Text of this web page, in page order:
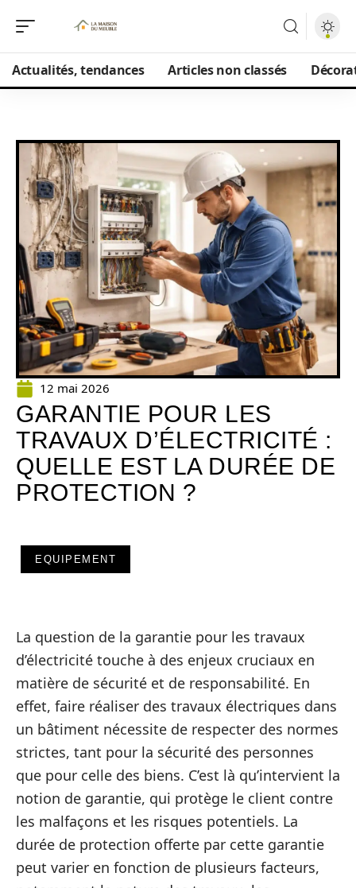
Actualités, tendances Articles non classés
12 mai 2026
GARANTIE POUR LES
TRAVAUX D’ÉLECTRICITÉ :
QUELLE EST LA DURÉE DE
PROTECTION ?
EQUIPEMENT
La question de la garantie pour les travaux
d’électricité touche à des enjeux cruciaux en
matière de sécurité et de responsabilité. En
effet, faire réaliser des travaux électriques dans
un bâtiment nécessite de respecter des normes
strictes, tant pour la sécurité des personnes
que pour celle des biens. C’est là qu’intervient la
notion de garantie, qui protège le client contre
les malfaçons et les risques potentiels. La
durée de protection offerte par cette garantie
peut varier en fonction de plusieurs facteurs,